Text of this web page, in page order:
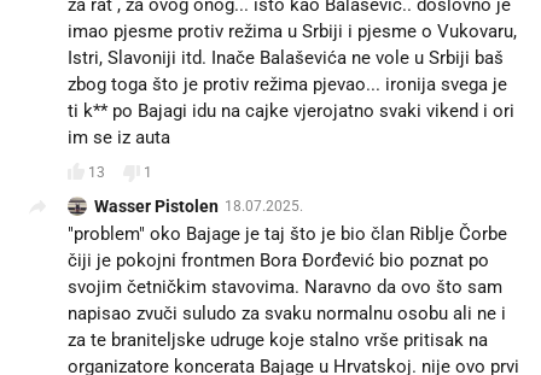
za rat , za ovog onog... isto kao Balašević.. doslovno je
imao pjesme protiv režima u Srbiji i pjesme o Vukovaru,
Istri, Slavoniji itd. Inače Balaševića ne vole u Srbiji baš
zbog toga što je protiv režima pjevao... ironija svega je
ti k** po Bajagi idu na cajke vjerojatno svaki vikend i ori
im se iz auta
13 1
Wasser Pistolen 18.07.2025.
"problem" oko Bajage je taj što je bio član Riblje Čorbe
čiji je pokojni frontmen Bora Đorđević bio poznat po
svojim četničkim stavovima. Naravno da ovo što sam
napisao zvuči suludo za svaku normalnu osobu ali ne i
za te braniteljske udruge koje stalno vrše pritisak na
organizatore koncerata Bajage u Hrvatskoj. nije ovo prvi